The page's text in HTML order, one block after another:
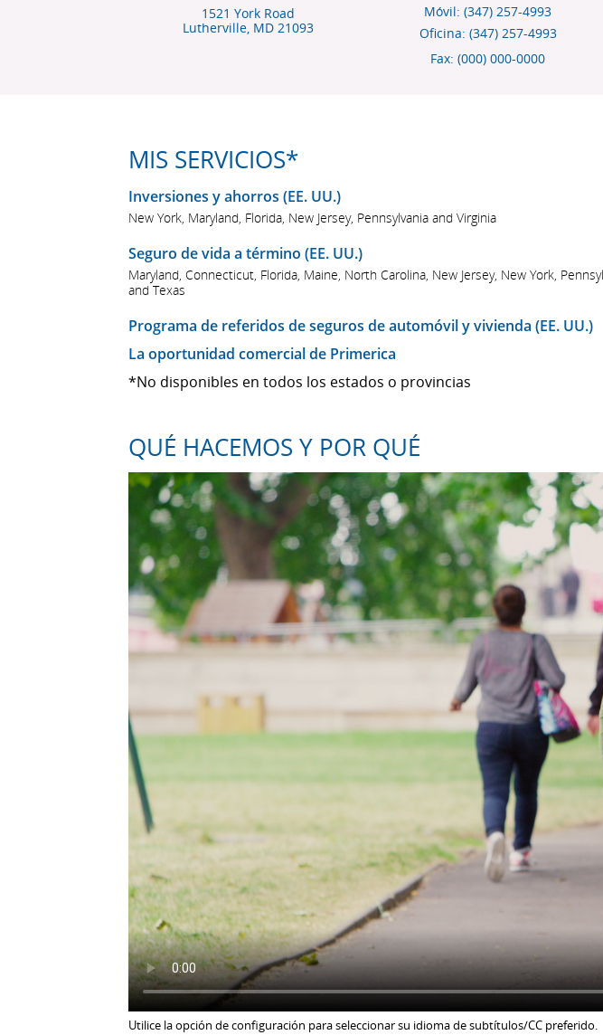
1521 York Road
Lutherville, MD 21093
Móvil: (347) 257-4993
Oficina: (347) 257-4993
Fax: (000) 000-0000
MIS SERVICIOS*
Inversiones y ahorros (EE. UU.)
New York, Maryland, Florida, New Jersey, Pennsylvania and Virginia
Seguro de vida a término (EE. UU.)
Maryland, Connecticut, Florida, Maine, North Carolina, New Jersey, New York,
and Texas
Programa de referidos de seguros de automóvil y vivienda (EE. UU.)
La oportunidad comercial de Primerica
*No disponibles en todos los estados o provincias
QUÉ HACEMOS Y POR QUÉ
Utilice la opción de configuración para seleccionar su idioma de subtítulos/CC preferido.